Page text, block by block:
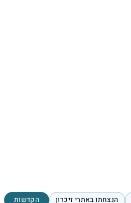
הנצחתו באתרי זיכרון הקדשות